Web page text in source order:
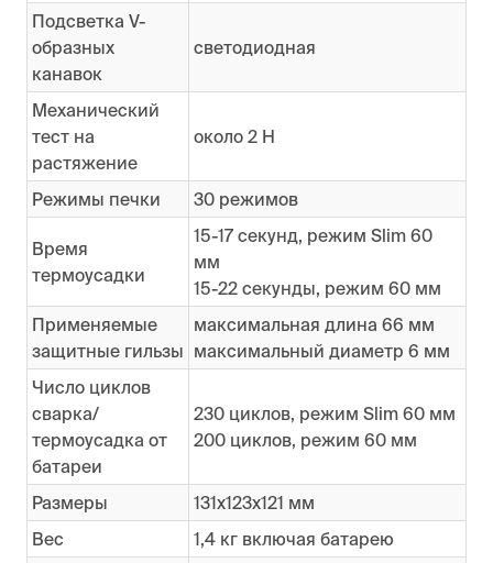
Подсветка V-
образных
канавок
светодиодная
Механический
тест на
растяжение
около 2 Н
Режимы печки 30 режимов
Время
термоусадки
15-17 секунд, режим Slim 60
мм
15-22 секунды, режим 60 мм
Применяемые
защитные гильзы
максимальная длина 66 мм
максимальный диаметр 6 мм
Число циклов
сварка/
термоусадка от
батареи
230 циклов, режим Slim 60 мм
200 циклов, режим 60 мм
Размеры
131х123х121 мм
Вес
1,4 кг включая батарею